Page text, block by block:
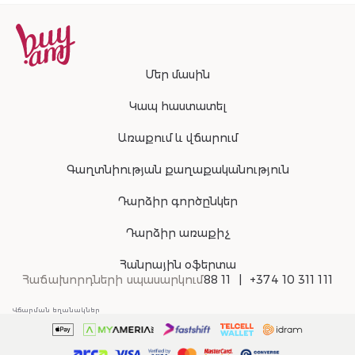
Մեր մասին
Կապ հաստատել
Առաքում և վճարում
Գաղտնիության քաղաքականություն
Դարձիր գործընկեր
Դարձիր առաքիչ
Հանրային օֆերտա
Հաճախորդների սպասարկում88 11 +374 10 311 111
Վճարման եղանակներ